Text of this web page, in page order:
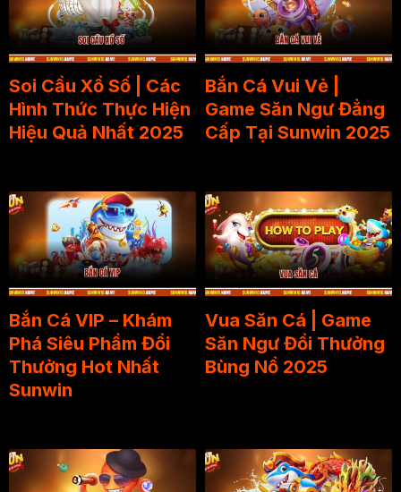
Soi Cầu Xổ Số | Các
Hình Thức Thực Hiện
Hiệu Quả Nhất 2025
Bắn Cá Vui Vẻ |
Game Săn Ngư Đẳng
Cấp Tại Sunwin 2025
Bắn Cá VIP – Khám
Phá Siêu Phẩm Đổi
Thưởng Hot Nhất
Sunwin
Vua Săn Cá | Game
Săn Ngư Đổi Thưởng
Bùng Nổ 2025